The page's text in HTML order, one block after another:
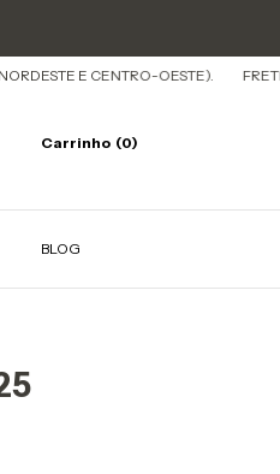
E CENTRO-OESTE). FRETE
Carrinho (0)
BLOG